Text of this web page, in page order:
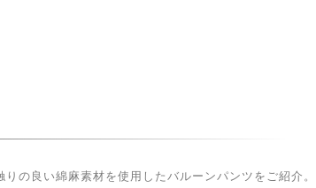
りの良い綿麻素材を使用したバルーンパンツをご紹介。